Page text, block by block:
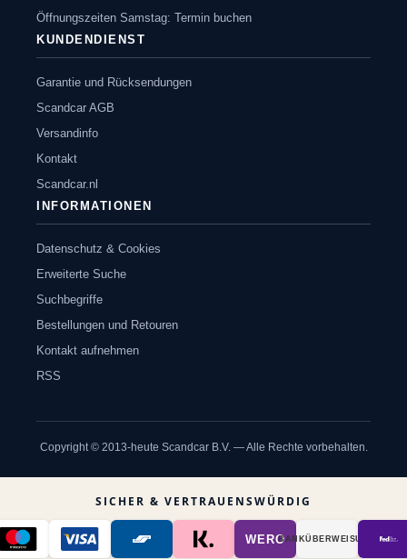
Öffnungszeiten Samstag: Termin buchen
KUNDENDIENST
Garantie und Rücksendungen
Scandcar AGB
Versandinfo
Kontakt
Scandcar.nl
INFORMATIONEN
Datenschutz & Cookies
Erweiterte Suche
Suchbegriffe
Bestellungen und Retouren
Kontakt aufnehmen
RSS
Copyright © 2013-heute Scandcar B.V. — Alle Rechte vorbehalten.
SICHER & VERTRAUENSWÜRDIG
WEROBANK­ÜBER­WEISUNG